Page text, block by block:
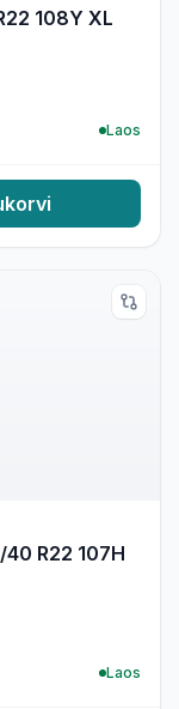
108Y XL
Laos
40 R22 107H
Laos